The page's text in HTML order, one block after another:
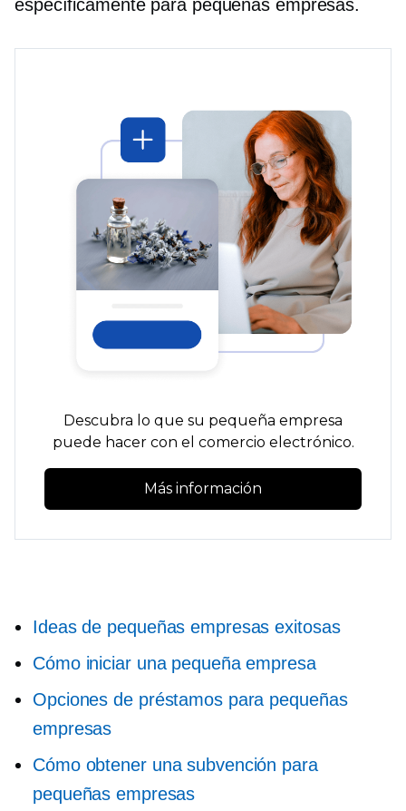
específicamente para pequeñas empresas.
Descubra lo que su pequeña empresa
puede hacer con el comercio electrónico.
Más información
Ideas de pequeñas empresas exitosas
Cómo iniciar una pequeña empresa
Opciones de préstamos para pequeñas
empresas
Cómo obtener una subvención para
pequeñas empresas